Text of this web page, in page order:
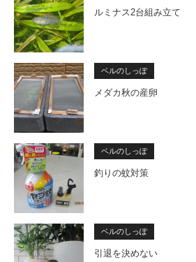
ルミナス2台組み立て
ベルのしっぽ
メダカ秋の産卵
ベルのしっぽ
釣りの蚊対策
ベルのしっぽ
引退を決めない